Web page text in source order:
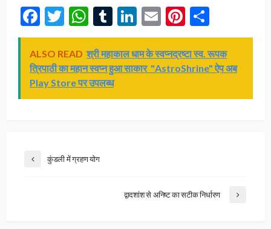
Facebook
Twitter
WhatsApp
Tumblr
LinkedIn
EmailPinterest
ALSO READ श्री महाकाल धाम के स्वप्नद्रष्टा स्व. रूपक
त्रिपाठी का महान स्वप्न हुआ साकार "AstroShrine" ऐप अब
Play Store पर उपलब्ध
कुंडली में ग्रहण योग
द्वादशांश से अनिष्ट का सटीक निर्धारण